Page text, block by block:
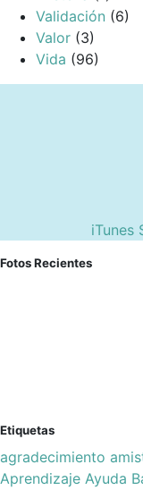
Validación (6)
Valor (3)
Vida (96)
iTunes
Fotos Recientes
Etiquetas
agradecimiento
Aprendizaje Ayuda